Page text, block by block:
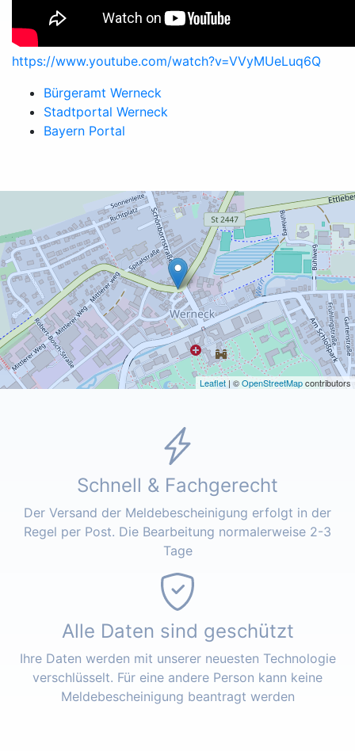
https://www.youtube.com/watch?v=VVyMUeLuq6Q
Bürgeramt Werneck
Stadtportal Werneck
Bayern Portal
Leaflet| ©OpenStreetMapcontributors
Schnell & Fachgerecht
Der Versand der Meldebescheinigung erfolgt in der
Regel per Post. Die Bearbeitung normalerweise 2-3
Tage
Alle Daten sind geschützt
Ihre Daten werden mit unserer neuesten Technologie
verschlüsselt. Für eine andere Person kann keine
Meldebescheinigung beantragt werden